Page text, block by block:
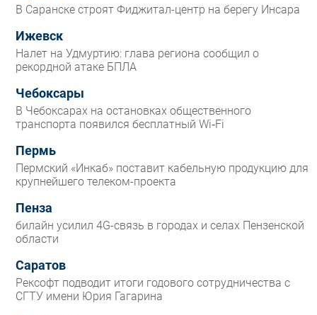
В Саранске строят Фиджитал-центр на берегу Инсара
Ижевск
Налет на Удмуртию: глава региона сообщил о
рекордной атаке БПЛА
Чебоксары
В Чебоксарах на остановках общественного
транспорта появился бесплатный Wi‑Fi
Пермь
Пермский «Инкаб» поставит кабельную продукцию для
крупнейшего телеком-проекта
Пенза
билайн усилил 4G-связь в городах и селах Пензенской
области
Саратов
Рексофт подводит итоги годового сотрудничества с
СГТУ имени Юрия Гагарина